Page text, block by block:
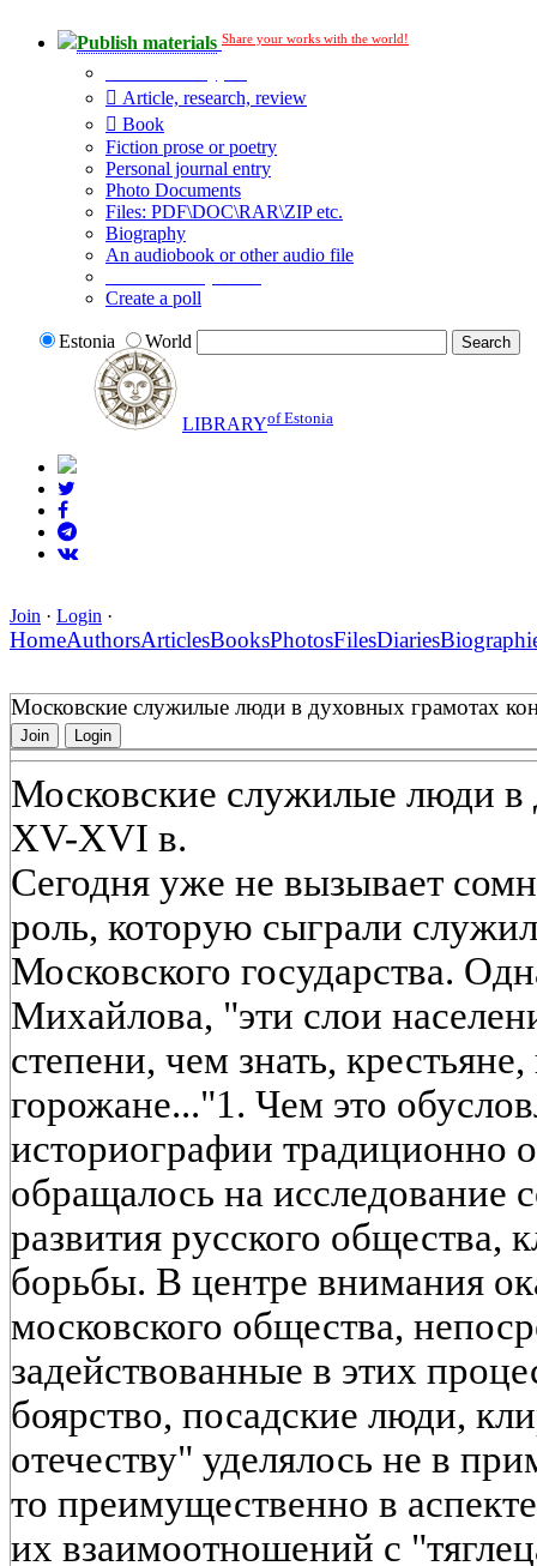
Publish materials Share your works with the world!
Article, research, review
Book
Fiction prose or poetry
Personal journal entry
Photo Documents
Files: PDF\DOC\RAR\ZIP etc.
Biography
An audiobook or other audio file
Create a poll
Estonia World
LIBRARYof Estonia
Join · Login ·
HomeAuthorsArticlesBooksPhotosFilesDiaries
Московские служилые люди в духовных грамотах
Join Login
Московские служилые люди в
XV-XVI в.
Сегодня уже не вызывает
роль, которую сыграли
Московского государства.
Михайлова, "эти слои
степени, чем знать,
горожане..."1. Чем это
историографии традиционно
обращалось на исследование
развития русского общества,
борьбы. В центре внимания
московского общества,
задействованные в этих
боярство, посадские люди,
отечеству" уделялось не в
то преимущественно в
их взаимоотношений с